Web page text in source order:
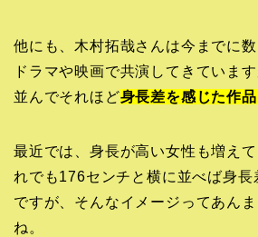
他にも、木村拓哉さんは今までに
ドラマや映画で共演してきていま
並んでそれほど身長差を感じた作品
最近では、身長が高い女性も増え
れでも176センチと横に並べば身
ですが、そんなイメージってあん
ね。